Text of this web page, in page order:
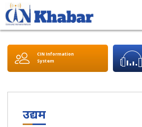
CIN Information
System
उद्यम